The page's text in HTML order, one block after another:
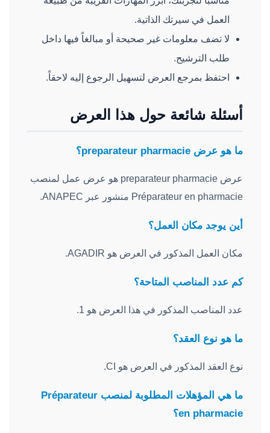
العمل في سيرتك الذاتية.
لا تضف معلومات غير صحيحة أو مبالغاً فيها داخل
طلب الترشيح.
احتفظ بمرجع العرض لتسهيل الرجوع إليه لاحقاً.
أسئلة شائعة حول هذا العرض
ما هو عرض preparateur pharmacie؟
عرض preparateur pharmacie هو عرض عمل لمنصب
Préparateur en pharmacie منشور عبر ANAPEC.
أين يوجد مكان العمل؟
مكان العمل المذكور في العرض هو AGADIR.
كم عدد المناصب المتاحة؟
عدد المناصب المذكور في هذا العرض هو 1.
ما هو نوع العقد؟
نوع العقد المذكور في العرض هو CI.
ما هي المؤهلات المطلوبة لمنصب Préparateur
en pharmacie؟